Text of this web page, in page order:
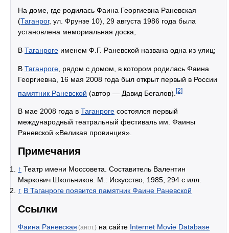
На доме, где родилась Фаина Георгиевна Раневская
(Таганрог, ул. Фрунзе 10), 29 августа 1986 года была
установлена мемориальная доска;
В Таганроге именем Ф.Г. Раневской названа одна из улиц;
В Таганроге , рядом с домом, в котором родилась Фаина
Георгиевна, 16 мая 2008 года был открыт первый в России
памятник Раневской (автор — Давид Бегалов). [2]
В мае 2008 года в Таганроге состоялся первый
международный театральный фестиваль им. Фаины
Раневской «Великая провинция».
Примечания
↑ Театр имени Моссовета. Составитель Валентин
Маркович Школьников. М.: Искусство, 1985, 294 с илл.
↑ В Таганроге появится памятник Фаине Раневской
Ссылки
Фаина Раневская (англ.) на сайте Internet Movie Database